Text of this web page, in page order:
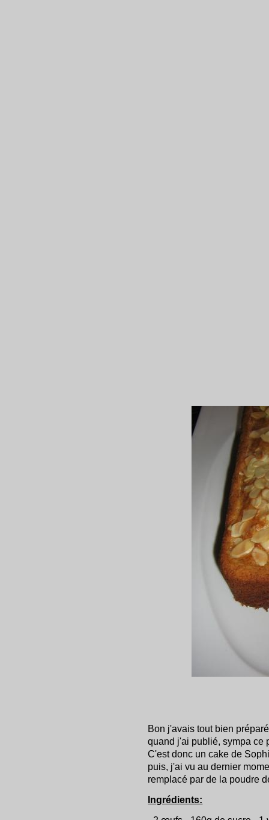
Bon j'avais tout bien
quand j'ai publié, sympa ce
C'est donc un cake de
puis, j'ai vu au dernier
remplacé par de la poudre
Ingrédients: